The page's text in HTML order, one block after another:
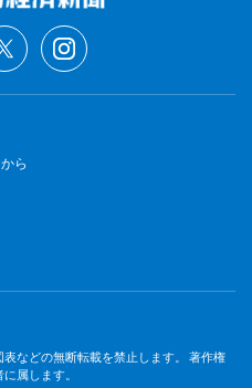
ら
などの無断転載を禁止します。 著作権
属します。